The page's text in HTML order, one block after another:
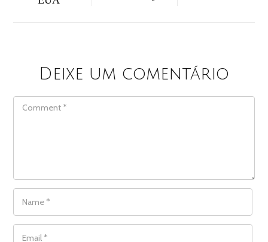
Deixe um comentário
COMMENT
NAME
EMAIL